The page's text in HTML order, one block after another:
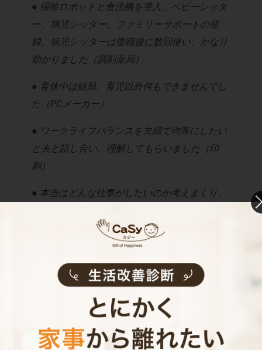
● 掃除ロボットと食洗機を導入。ベビーシッタ
ー、病児シッター、ファミリーサポートの登
録。病児シッターは復職後に数回使い、かなり
助かりました（調剤薬局）
● 育休中は結局、育児以外何もできませんでし
た（PCメーカー）
● ワークライフバランスを夫婦で均等にしたい
と夫と話し合い、理解してもらいました（印
刷）
● 本当はどんな仕事がしたいのか考えまくり、
ト＆食洗機購入と断捨離で、家事の効率化をは
かりました（団体職員）
●職場近くの認証保育園のスポット利用ができ
るか確認。ファミリーサポートの登録。家族の
理解と協力を得ておく。生協・ネットスーパー
の会員登録など、事前に可能な準備をできる限
り進めました（航空運輸）